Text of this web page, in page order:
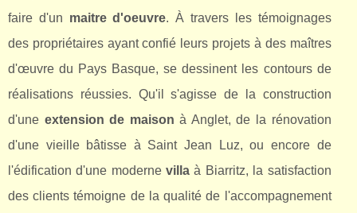
faire d'un maitre d'oeuvre. À travers les témoignages
des propriétaires ayant confié leurs projets à des maîtres
d'œuvre du Pays Basque, se dessinent les contours de
réalisations réussies. Qu'il s'agisse de la construction
d'une extension de maison à Anglet, de la rénovation
d'une vieille bâtisse à Saint Jean Luz, ou encore de
l'édification d'une modernevilla à Biarritz, la satisfaction
des clients témoigne de la qualité de l'accompagnement